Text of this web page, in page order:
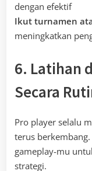
dengan efektif
Ikut turnamen
meningkatkan
6. Latihan
Secara
Pro player selalu
terus
gameplay-mu
strategi.